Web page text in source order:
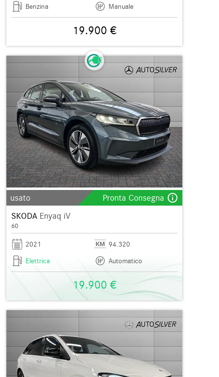
Benzina
Manuale
19.900 €
usato Pronta Consegna info_outline
SKODA Enyaq iV
60
2021
94.320
Elettrica
Automatico
19.900 €